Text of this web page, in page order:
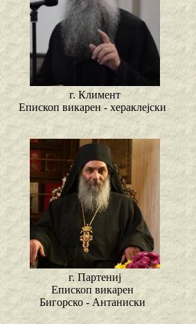
г. Климент
Епископ викарен - хераклејски
г. Партениј
Епископ викарен
Бигорско - Антаниски